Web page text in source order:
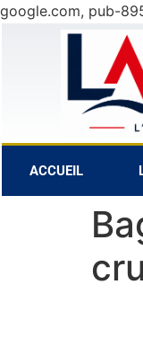
google.com, pub-
6
ACCUEIL